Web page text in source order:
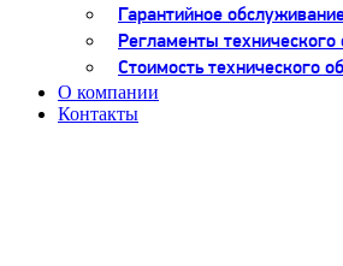
Гарантийное
Регламенты
Стоимость технического
О компании
Контакты